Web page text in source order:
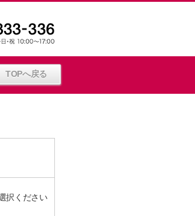
TOPへ戻る
択ください